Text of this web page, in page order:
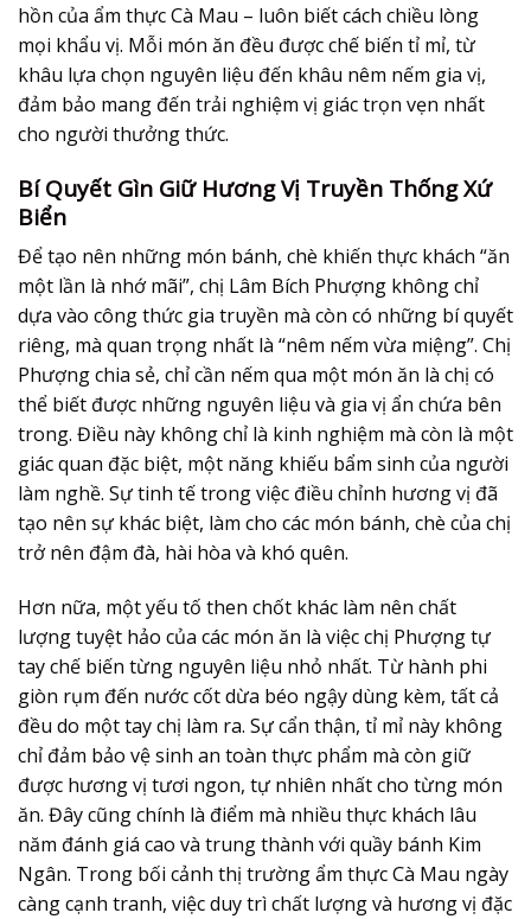
hồn của ẩm thực Cà Mau – luôn biết cách chiều lòng
mọi khẩu vị. Mỗi món ăn đều được chế biến tỉ mỉ, từ
khâu lựa chọn nguyên liệu đến khâu nêm nếm gia vị,
đảm bảo mang đến trải nghiệm vị giác trọn vẹn nhất
cho người thưởng thức.
Bí Quyết Gìn Giữ Hương Vị Truyền Thống Xứ
Biển
Để tạo nên những món bánh, chè khiến thực khách “ăn
một lần là nhớ mãi”, chị Lâm Bích Phượng không chỉ
dựa vào công thức gia truyền mà còn có những bí quyết
riêng, mà quan trọng nhất là “nêm nếm vừa miệng”. Chị
Phượng chia sẻ, chỉ cần nếm qua một món ăn là chị có
thể biết được những nguyên liệu và gia vị ẩn chứa bên
trong. Điều này không chỉ là kinh nghiệm mà còn là một
giác quan đặc biệt, một năng khiếu bẩm sinh của người
làm nghề. Sự tinh tế trong việc điều chỉnh hương vị đã
tạo nên sự khác biệt, làm cho các món bánh, chè của chị
trở nên đậm đà, hài hòa và khó quên.
Hơn nữa, một yếu tố then chốt khác làm nên chất
lượng tuyệt hảo của các món ăn là việc chị Phượng tự
tay chế biến từng nguyên liệu nhỏ nhất. Từ hành phi
giòn rụm đến nước cốt dừa béo ngậy dùng kèm, tất cả
đều do một tay chị làm ra. Sự cẩn thận, tỉ mỉ này không
chỉ đảm bảo vệ sinh an toàn thực phẩm mà còn giữ
được hương vị tươi ngon, tự nhiên nhất cho từng món
ăn. Đây cũng chính là điểm mà nhiều thực khách lâu
năm đánh giá cao và trung thành với quầy bánh Kim
Ngân. Trong bối cảnh thị trườngẩm thực Cà Mau ngày
càng cạnh tranh, việc duy trì chất lượng và hương vị đặc